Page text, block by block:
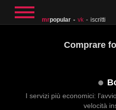
mrpopular vk iscritti
Comprare
I servizi più economici:
velocità